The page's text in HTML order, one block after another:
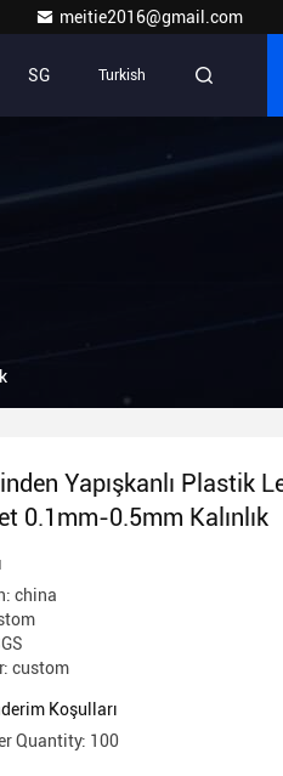
meitie2016@gmail.com
SG Turkish
Yapışkanlı Plastik
0.1mm-0.5mm Kalınlık
china
custom
Koşulları
Quantity: 100